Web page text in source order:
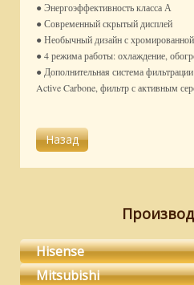
● Энергоэффективность класса А
● Современный скрытый дисплей
● Необычный дизайн с хромированной
● 4 режима работы: охлаждение,
● Дополнительная система
Active Carbone, фильтр с активным
Hisense
Mitsubishi